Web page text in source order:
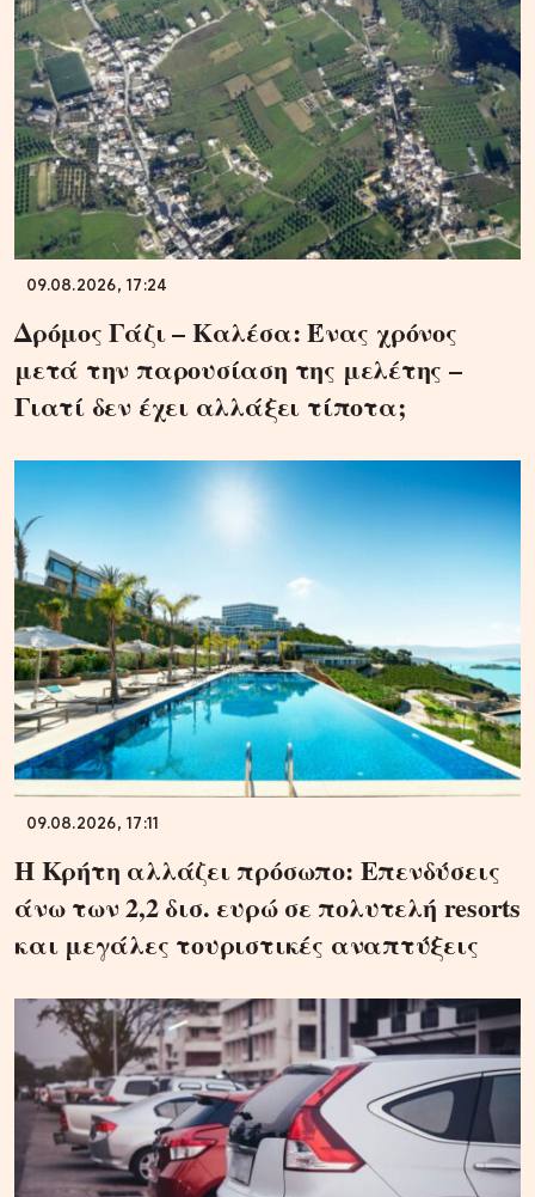
09.08.2026, 17:24
Δρόμος Γάζι – Καλέσα: Ένας χρόνος
μετά την παρουσίαση της μελέτης –
Γιατί δεν έχει αλλάξει τίποτα;
09.08.2026, 17:11
Η Κρήτη αλλάζει πρόσωπο: Επενδύσεις
άνω των 2,2 δισ. ευρώ σε πολυτελή resorts
και μεγάλες τουριστικές αναπτύξεις